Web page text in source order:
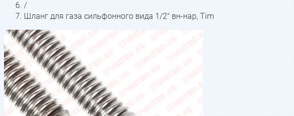
/
Шланг для газа сильфонного вида 1/2" вн-нар, Tim